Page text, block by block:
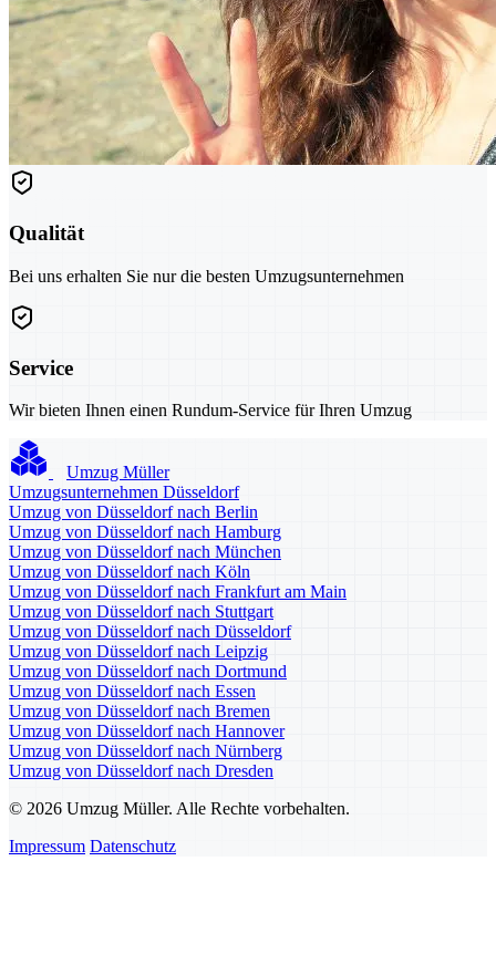
Qualität
Bei uns erhalten Sie nur die besten Umzugsunternehmen
Service
Wir bieten Ihnen einen Rundum-Service für Ihren Umzug
Umzug Müller
Umzugsunternehmen Düsseldorf
Umzug von Düsseldorf nach Berlin
Umzug von Düsseldorf nach Hamburg
Umzug von Düsseldorf nach München
Umzug von Düsseldorf nach Köln
Umzug von Düsseldorf nach Frankfurt am Main
Umzug von Düsseldorf nach Stuttgart
Umzug von Düsseldorf nach Düsseldorf
Umzug von Düsseldorf nach Leipzig
Umzug von Düsseldorf nach Dortmund
Umzug von Düsseldorf nach Essen
Umzug von Düsseldorf nach Bremen
Umzug von Düsseldorf nach Hannover
Umzug von Düsseldorf nach Nürnberg
Umzug von Düsseldorf nach Dresden
© 2026 Umzug Müller. Alle Rechte vorbehalten.
Impressum Datenschutz